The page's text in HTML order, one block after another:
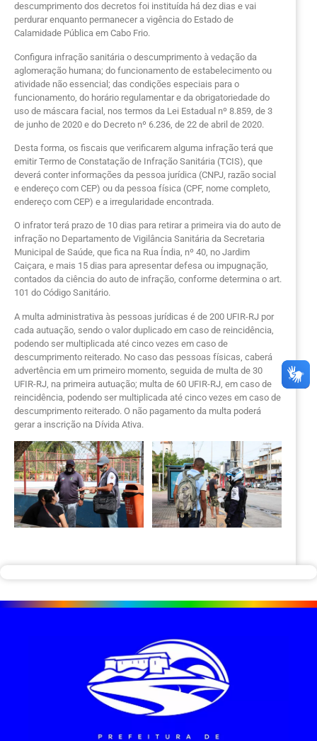
descumprimento dos decretos foi instituída há dez dias e vai
perdurar enquanto permanecer a vigência do Estado de
Calamidade Pública em Cabo Frio.
Configura infração sanitária o descumprimento à vedação da
aglomeração humana; do funcionamento de estabelecimento ou
atividade não essencial; das condições especiais para o
funcionamento, do horário regulamentar e da obrigatoriedade do
uso de máscara facial, nos termos da Lei Estadual nº 8.859, de 3
de junho de 2020 e do Decreto nº 6.236, de 22 de abril de 2020.
Desta forma, os fiscais que verificarem alguma infração terá que
emitir Termo de Constatação de Infração Sanitária (TCIS), que
deverá conter informações da pessoa jurídica (CNPJ, razão social
e endereço com CEP) ou da pessoa física (CPF, nome completo,
endereço com CEP) e a irregularidade encontrada.
O infrator terá prazo de 10 dias para retirar a primeira via do auto de
infração no Departamento de Vigilância Sanitária da Secretaria
Municipal de Saúde, que fica na Rua Índia, nº 40, no Jardim
Caiçara, e mais 15 dias para apresentar defesa ou impugnação,
contados da ciência do auto de infração, conforme determina o art.
101 do Código Sanitário.
A multa administrativa às pessoas jurídicas é de 200 UFIR-RJ por
cada autuação, sendo o valor duplicado em caso de reincidência,
podendo ser multiplicada até cinco vezes em caso de
descumprimento reiterado. No caso das pessoas físicas, caberá
advertência em um primeiro momento, seguida de multa de 30
UFIR-RJ, na primeira autuação; multa de 60 UFIR-RJ, em caso de
reincidência, podendo ser multiplicada até cinco vezes em caso de
descumprimento reiterado. O não pagamento da multa poderá
gerar a inscrição na Dívida Ativa.